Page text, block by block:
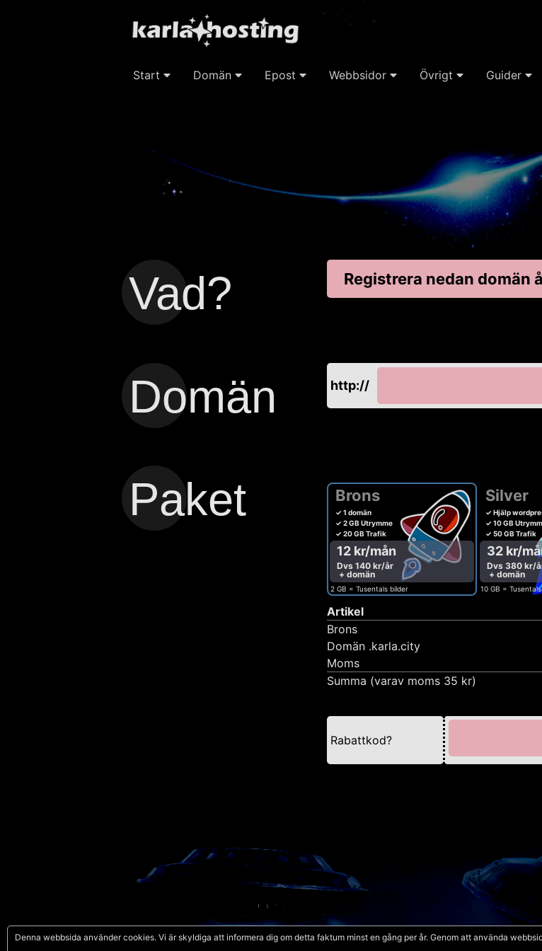
Start Domän Epost Webbsidor Övrigt Guider
Vad?
Domän
http://
Paket Brons
✓ 1 domän
✓ 2 GB Utrymme
✓ 20 GB Trafik
12 kr/mån
Dvs 140 kr/år
+ domän
2 GB = Tusentals bilder
Silver
✓ Hjälp
✓ 10 GB
✓ 50 GB Trafik
32 kr/
Dvs 380 kr/
+ domän
10 GB =
Artikel
Brons
Domän .karla.city
Moms
Summa (varav moms 35 kr)
Rabattkod?
Denna webbsida använder cookies. Vi är skyldiga att informera dig om detta faktum minst en gång per år. Genom att använda